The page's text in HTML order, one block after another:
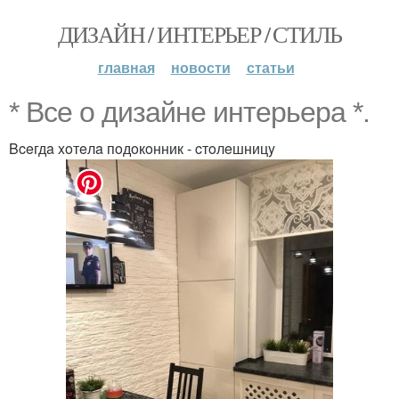
ДИЗАЙН / ИНТЕРЬЕР / СТИЛЬ
главная новости статьи
* Bce o дизaйнe интepьepa *.
Bceгдa xoтeлa пoдoкoнник - cтoлeшницy